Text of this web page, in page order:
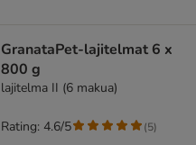
GranataPet-lajitelmat 6 x
800 g
lajitelma II (6 makua)
Rating: 4.6/5 (5)